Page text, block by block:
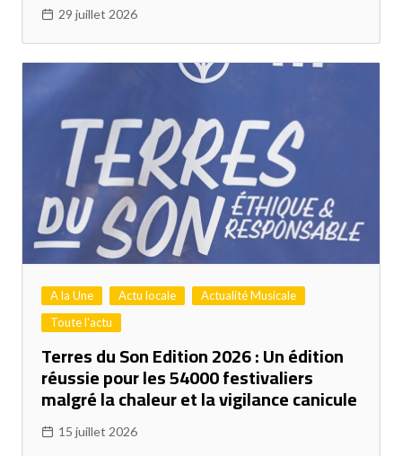
29 juillet 2026
A la Une Actu locale
Actualité Musicale
Toute l'actu
Terres du Son Edition 2026 : Un édition
réussie pour les 54000 festivaliers
malgré la chaleur et la vigilance canicule
15 juillet 2026